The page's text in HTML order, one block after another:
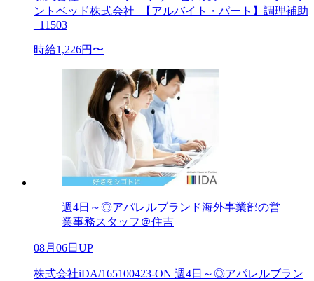
ントベッド株式会社_【アルバイト・パート】調理補助
_11503
時給1,226円〜
週4日～◎アパレルブランド海外事業部の営
業事務スタッフ＠住吉
08月06日UP
株式会社iDA/165100423-ON 週4日～◎アパレルブラン